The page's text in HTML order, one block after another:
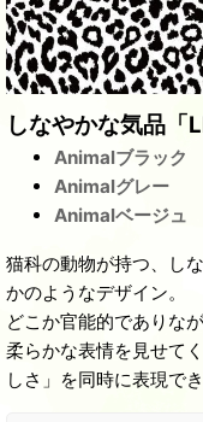
しなやかな気品「
Animalブラック
Animalグレー
Animalベージュ
猫科の動物が持つ、し
かのようなデザイン。
どこか官能的でありな
柔らかな表情を見せて
しさ」を同時に表現で